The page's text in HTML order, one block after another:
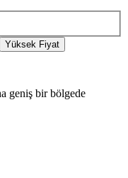
Yüksek Fiyat
geniş bir bölgede